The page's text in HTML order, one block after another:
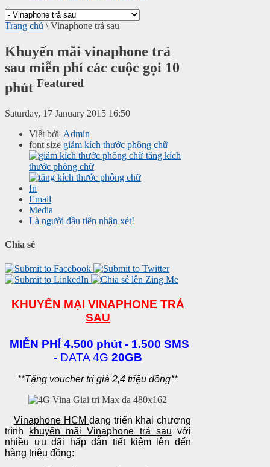
Trang chủ \ Vinaphone trả sau
Khuyến mãi vinaphone trả
sau miễn phí các cuộc gọi 10
phút Featured
Saturday, 17 January 2015 16:50
Viết bởi Admin
font size giảm kích thước phông chữ
tăng kích
thước phông chữ
In
Email
Media
Là người đầu tiên nhận xét!
Chia sẻ
KHUYẾN MẠI VINAPHONE TRẢ
SAU
MIỄN PHÍ 4.500 phút - 1.500 SMS
- DATA 4G 20GB
**Tặng voucher trị giá 2,4 triệu đồng**
Vinaphone HCM đang triển khai chương
trình
khuyến mãi Vinaphone trả sau với
nhiều ưu đãi hấp dẫn tiết kiệm lên đến
hàng triệu đồng: